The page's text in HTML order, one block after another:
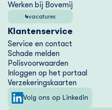
Werken bij Bovemij
4vacatures
Klantenservice
Service en contact
Schade melden
Polisvoorwaarden
Inloggen op het portaal
Verzekering­skaarten
Volg ons op Linkedin